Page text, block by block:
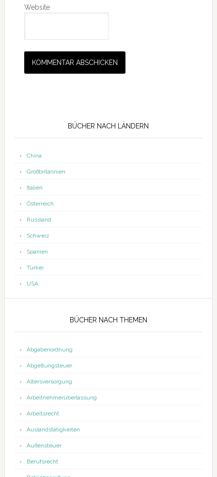
Website
BÜCHER NACH LÄNDERN
China
Großbritannien
Italien
Österreich
Russland
Schweiz
Spanien
Türkei
USA
BÜCHER NACH THEMEN
Abgabenordnung
Abgeltungsteuer
Altersversorgung
Arbeitnehmerüberlassung
Arbeitsrecht
Auslandstätigkeiten
Außensteuer
Berufsrecht